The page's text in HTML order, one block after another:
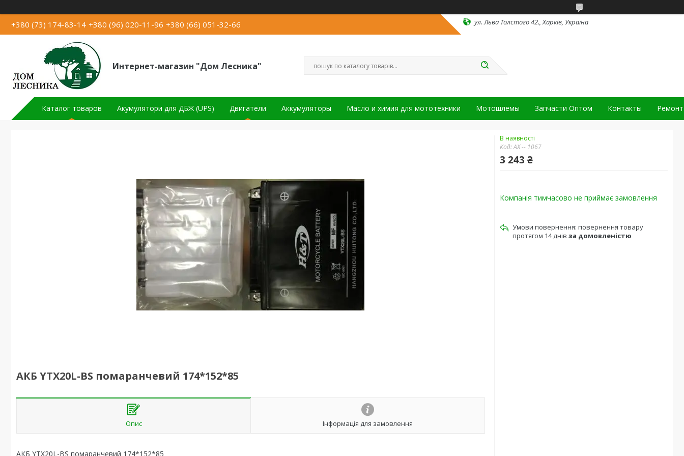
+380 (73) 174-83-14 +380 (96) 020-11-96 +380 (66) 051-32-66 ул. Льва Толстого 42., Харків, Україна
Интернет-магазин "Дом Лесника"
Каталог товаров Акумулятори для ДБЖ (UPS) Двигатели Аккумуляторы Масло и химия для мототехники Мотошлемы Запчасти Оптом Контакты Ремонт
АКБ YTX20L-BS помаранчевий 174*152*85
Опис Інформація для замовлення
АКБ YTX20L-BS помаранчевий 174*152*85
В наявності
Код:АХ -- 1067
3 243 ₴
Компанія тимчасово не приймає замовлення
повернення товару
протягом 14 днів за домовленістю